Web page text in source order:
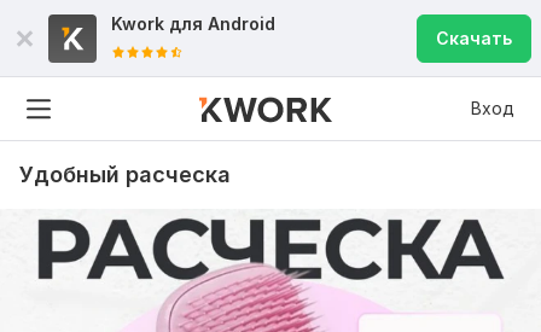
Kwork для Android
Скачать
Вход
Удобный расческа